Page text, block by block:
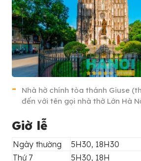
Nhà hờ chính tòa thánh Giuse
đến với tên gọi nhà thờ Lớn Hà
Giờ lễ
Ngày thường
5H30, 18H30
Thứ 7
5H30, 18H